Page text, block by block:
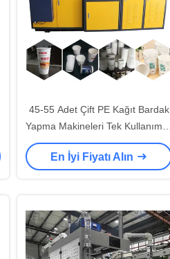
45-55 Adet Çift PE Kağıt Bardak
Yapma Makineleri Tek Kullanımlık
Kağıt Bardak Makinesi
En İyi Fiyatı Alın